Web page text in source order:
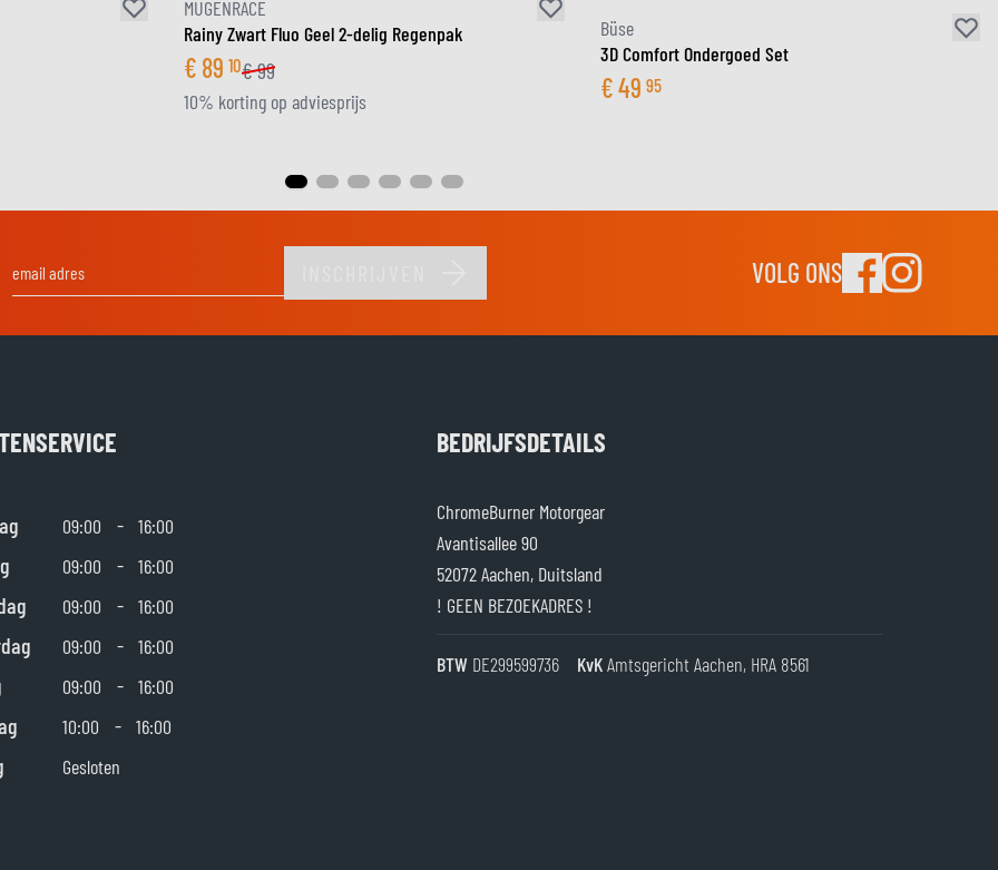
MUGENRACE
Rainy Zwart Fluo Geel 2-delig Regenpak
€ 89 10€99
10% korting op adviesprijs
Büse
3D Comfort Ondergoed Set
€49 95
VOLG ONS
09:00 - 16:00
09:00 - 16:00
09:00 - 16:00
09:00 - 16:00
09:00 - 16:00
10:00 - 16:00
Gesloten
BEDRIJFSDETAILS
ChromeBurner Motorgear
Avantisallee 90
52072 Aachen, Duitsland
! GEEN BEZOEKADRES !
BTW DE299599736 KvKAmtsgericht Aachen, HRA 8561